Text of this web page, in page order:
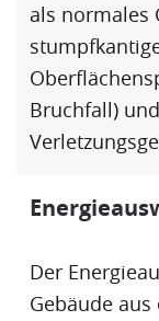
als normales
Bruchfall)
Der
Gebäude